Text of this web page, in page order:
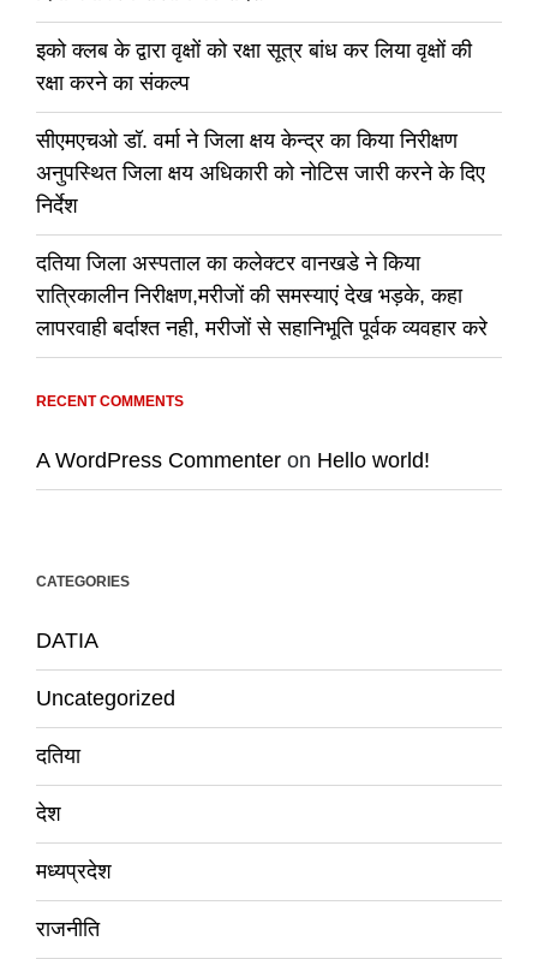
इको क्लब के द्वारा वृक्षों को रक्षा सूत्र बांध कर लिया वृक्षों की
रक्षा करने का संकल्प
सीएमएचओ डॉ. वर्मा ने जिला क्षय केन्द्र का किया निरीक्षण
अनुपस्थित जिला क्षय अधिकारी को नोटिस जारी करने के दिए
निर्देश
दतिया जिला अस्पताल का कलेक्टर वानखडे ने किया
रात्रिकालीन निरीक्षण,मरीजों की समस्याएं देख भड़के, कहा
लापरवाही बर्दाश्त नही, मरीजों से सहानिभूति पूर्वक व्यवहार करे
RECENT COMMENTS
A WordPress Commenter on Hello world!
CATEGORIES
DATIA
Uncategorized
दतिया
देश
मध्यप्रदेश
राजनीति